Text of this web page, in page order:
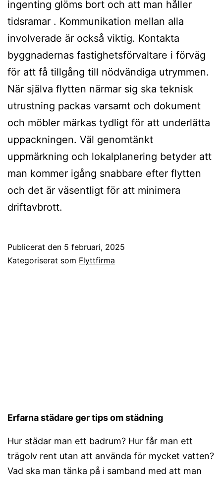
ingenting glöms bort och att man håller
tidsramar . Kommunikation mellan alla
involverade är också viktig. Kontakta
byggnadernas fastighetsförvaltare i förväg
för att få tillgång till nödvändiga utrymmen.
När själva flytten närmar sig ska teknisk
utrustning packas varsamt och dokument
och möbler märkas tydligt för att underlätta
uppackningen. Väl genomtänkt
uppmärkning och lokalplanering betyder att
man kommer igång snabbare efter flytten
och det är väsentligt för att minimera
driftavbrott.
Publicerat den 5 februari, 2025
Kategoriserat som Flyttfirma
Erfarna städare ger tips om städning
Hur städar man ett badrum? Hur får man ett
trägolv rent utan att använda för mycket vatten?
Vad ska man tänka på i samband med att man